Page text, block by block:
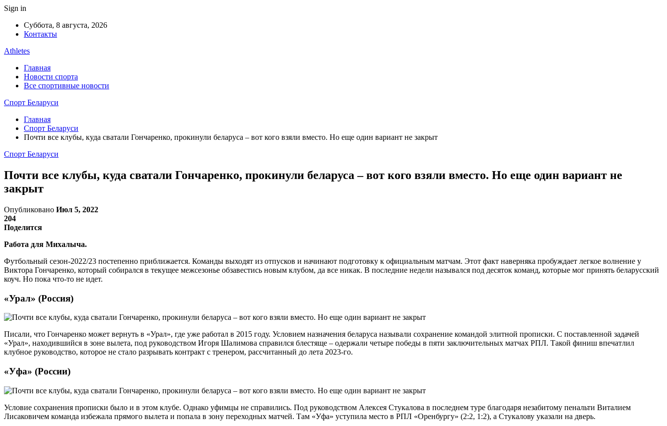
Sign in
Суббота, 8 августа, 2026
Контакты
Athletes
Главная
Новости спорта
Все спортивные новости
Спорт Беларуси
Главная
Спорт Беларуси
Почти все клубы, куда сватали Гончаренко, прокинули беларуса – вот кого взяли вместо. Но еще один вариант не закрыт
Спорт Беларуси
Почти все клубы, куда сватали Гончаренко, прокинули беларуса – вот кого взяли вместо. Но еще один вариант не
закрыт
Опубликовано Июл 5, 2022
204
Поделится
Работа для Михалыча.
Футбольный сезон-2022/23 постепенно приближается. Команды выходят из отпусков и начинают подготовку к официальным матчам. Этот факт наверняка пробуждает легкое волнение у
Виктора Гончаренко, который собирался в текущее межсезонье обзавестись новым клубом, да все никак. В последние недели назывался под десяток команд, которые мог принять беларусский
коуч. Но пока что-то не идет.
«Урал» (Россия)
Писали, что Гончаренко может вернуть в «Урал», где уже работал в 2015 году. Условием назначения беларуса называли сохранение командой элитной прописки. С поставленной задачей
«Урал», находившийся в зоне вылета, под руководством Игоря Шалимова справился блестяще – одержали четыре победы в пяти заключительных матчах РПЛ. Такой финиш впечатлил
клубное руководство, которое не стало разрывать контракт с тренером, рассчитанный до лета 2023-го.
«Уфа» (России)
Условие сохранения прописки было и в этом клубе. Однако уфимцы не справились. Под руководством Алексея Стукалова в последнем туре благодаря незабитому пенальти Виталием
Лисаковичем команда избежала прямого вылета и попала в зону переходных матчей. Там «Уфа» уступила место в РПЛ «Оренбургу» (2:2, 1:2), а Стукалову указали на дверь.